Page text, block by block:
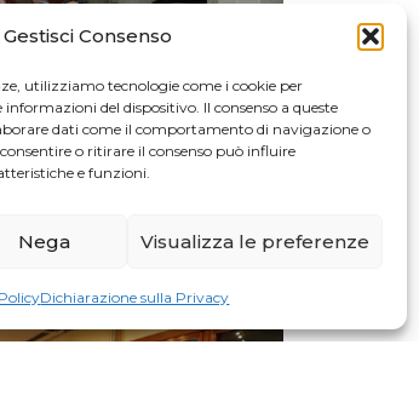
Gestisci Consenso
utilizziamo tecnologie come i cookie per
informazioni del dispositivo. Il consenso a queste
dati come il comportamento di navigazione o
o ritirare il consenso può influire
e funzioni.
Nega Visualizza le preferenze
Dichiarazione sulla Privacy